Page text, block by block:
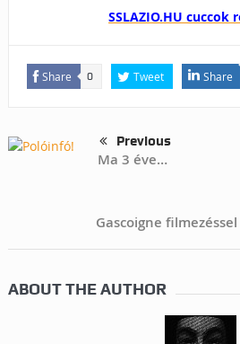
SSLAZIO.HU cuccok
Share 0 Tweet Share
Previous
Ma 3 éve…
Gascoigne
ABOUT THE AUTHOR